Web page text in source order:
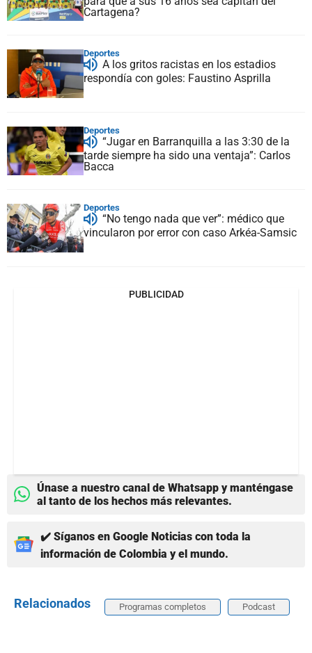
Cartagena?
Deportes
A los gritos racistas en los estadios
respondía con goles: Faustino Asprilla
Deportes
“Jugar en Barranquilla a las 3:30 de la
tarde siempre ha sido una ventaja”: Carlos
Bacca
Deportes
“No tengo nada que ver”: médico que
vincularon por error con caso Arkéa-Samsic
PUBLICIDAD
Únase a nuestro canal de Whatsapp y manténgase
al tanto de los hechos más relevantes.
✔️ Síganos en Google Noticias con toda la
información de Colombia y el mundo.
Relacionados Programas completos Podcast